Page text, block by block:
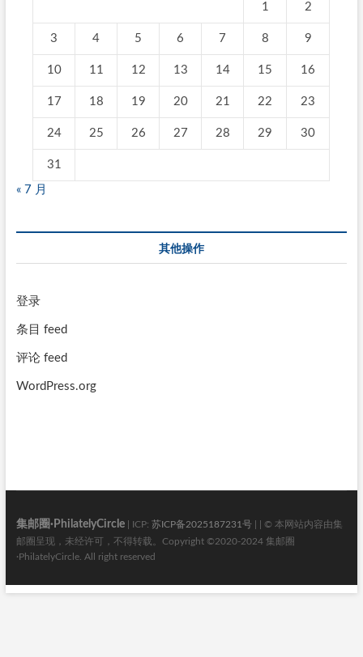
1 2
3 4 5 6 7 8 9
10 11 12 13 14 15 16
17 18 19 20 21 22 23
24 25 26 27 28 29 30
31
« 7 月
其他操作
登录
条目 feed
评论 feed
WordPress.org
集邮圈·PhilatelyCircle| ICP: 苏ICP备2025187231号| | © 本网站内容由集
邮圈呈现，未经许可，不得转载。Copyright ©2020-2024 集邮圈
·PhilatelyCircle. All right reserved